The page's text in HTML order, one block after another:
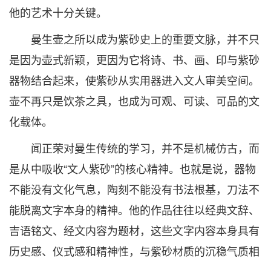
他的艺术十分关键。
曼生壶之所以成为紫砂史上的重要文脉，并不只
是因为壶式新颖，更因为它将诗、书、画、印与紫砂
器物结合起来，使紫砂从实用器进入文人审美空间。
壶不再只是饮茶之具，也成为可观、可读、可品的文
化载体。
闻正荣对曼生传统的学习，并不是机械仿古，而
是从中吸收“文人紫砂”的核心精神。也就是说，器物
不能没有文化气息，陶刻不能没有书法根基，刀法不
能脱离文字本身的精神。他的作品往往以经典文辞、
吉语铭文、经文内容为题材，这些文字内容本身具有
历史感、仪式感和精神性，与紫砂材质的沉稳气质相